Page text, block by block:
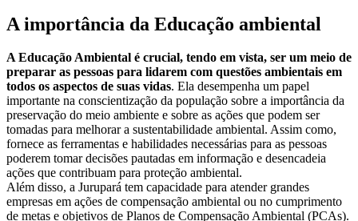
A importância da Educação ambiental
A Educação Ambiental é crucial, tendo em vista, ser um meio de
preparar as pessoas para lidarem com questões ambientais em
todos os aspectos de suas vidas. Ela desempenha um papel
importante na conscientização da população sobre a importância da
preservação do meio ambiente e sobre as ações que podem ser
tomadas para melhorar a sustentabilidade ambiental. Assim como,
fornece as ferramentas e habilidades necessárias para as pessoas
poderem tomar decisões pautadas em informação e desencadeia
ações que contribuam para proteção ambiental.
Além disso, a Jurupará tem capacidade para atender grandes
empresas em ações de compensação ambiental ou no cumprimento
de metas e objetivos de Planos de Compensação Ambiental (PCAs).